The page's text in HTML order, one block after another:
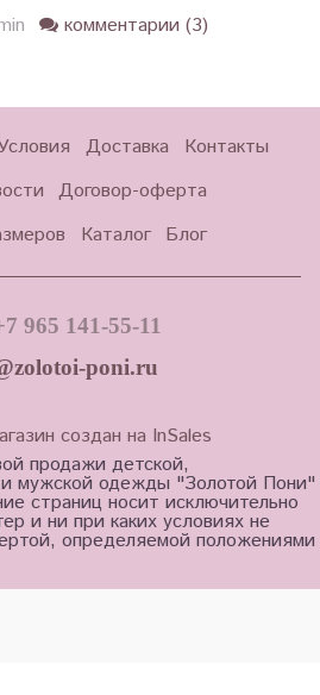
комментарии (3)
Доставка
Контакты
Договор-оферта
Каталог Блог
965 141-55-11
poni.ru
создан на InSales
продажи детской,
мужской одежды "Золотой Пони"
страниц носит исключительно
и ни при каких условиях не
определяемой положениями